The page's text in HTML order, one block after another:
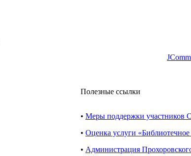
Полезные ссылки
• Меры поддержки участников
• Оценка услуги
• Администрация